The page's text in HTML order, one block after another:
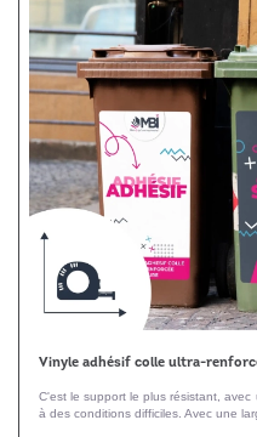
Vinyle adhésif colle ultra-
C'est le support le plus résistant,
à des conditions difficiles. Avec une